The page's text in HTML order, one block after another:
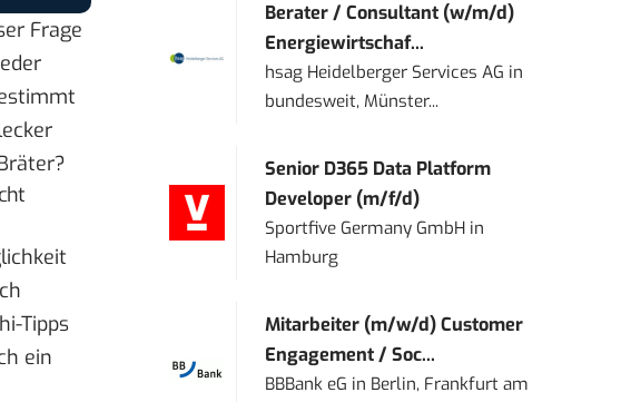
Frage
Tipps
ein
Berater / Consultant (w/m/d)
Energiewirtschaf...
hsag Heidelberger Services AG in
bundesweit, Münster...
Senior D365 Data Platform
Developer (m/f/d)
Sportfive Germany GmbH in
Hamburg
Mitarbeiter (m/w/d) Customer
Engagement / Soc...
BBBank eG in Berlin, Frankfurt am